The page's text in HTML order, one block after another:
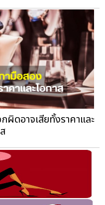
ผิดอาจเสียทั้งราคาและ